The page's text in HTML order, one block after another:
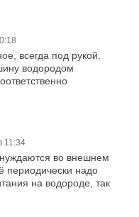
всегда под рукой.
водородом
11:34
во внешнем
периодически надо
на водороде, так